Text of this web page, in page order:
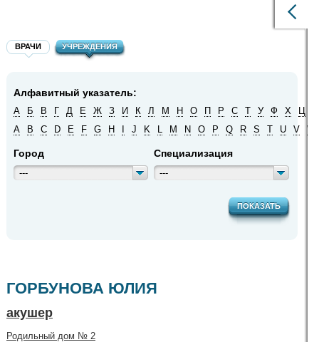
ВРАЧИ УЧРЕЖДЕНИЯ
Алфавитный указатель:
А Б В Г Д Е Ж З И К Л М Н О П Р С Т У Ф Х Ц
A
B C D E F G H J K L M N O P Q R S T U V W
Город
---
Специализация
---
ПОКАЗАТЬ
ГОРБУНОВА ЮЛИЯ
акушер
Родильный дом № 2